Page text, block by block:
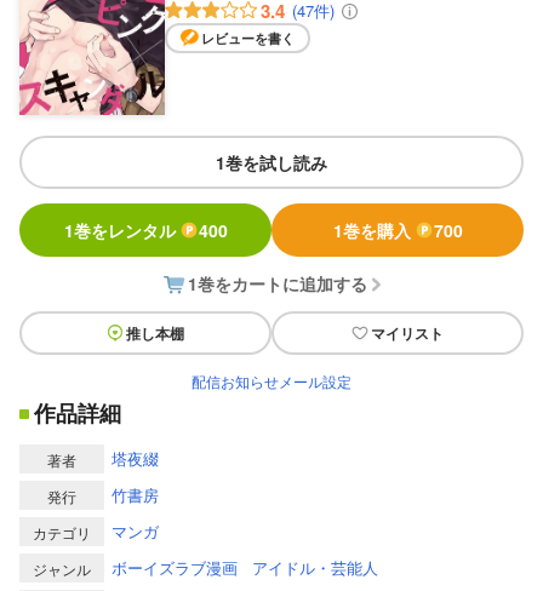
3.4 (47件)
レビューを書く
1巻を試し読み
1巻をレンタル 400 1巻を購入 700
1巻をカートに追加する
推し本棚 マイリスト
配信お知らせメール設定
作品詳細
著者 塔夜綴
発行 竹書房
カテゴリ マンガ
ジャンル ボーイズラブ漫画 アイドル・芸能人